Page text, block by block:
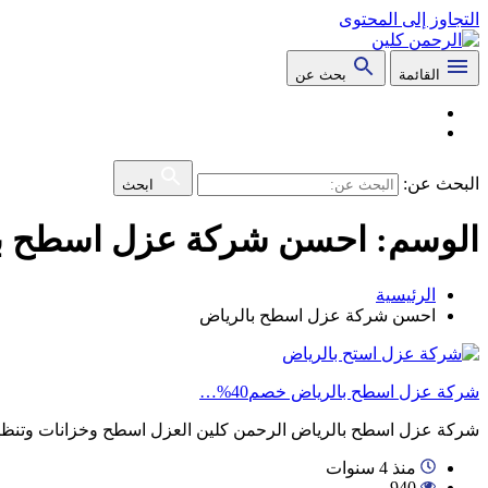
التجاوز إلى المحتوى
القائمة بحث عن
البحث عن: ابحث
الوسم: احسن شركة عزل اسطح
الرئيسية
احسن شركة عزل اسطح بالرياض
شركة عزل اسطح بالرياض خصم40%…
شركة عزل اسطح بالرياض الرحمن كلين العزل اسطح وخزانات
منذ 4 سنوات